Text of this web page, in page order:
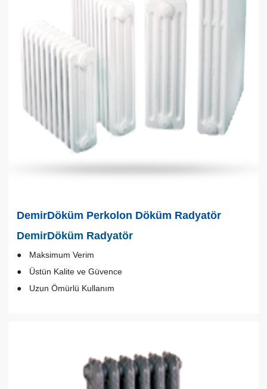
DemirDöküm Perkolon Döküm Radyatör
DemirDöküm Radyatör
Maksimum Verim
Üstün Kalite ve Güvence
Uzun Ömürlü Kullanım